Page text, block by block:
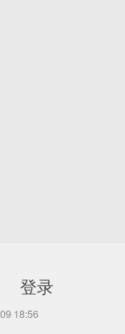
登录
18:56